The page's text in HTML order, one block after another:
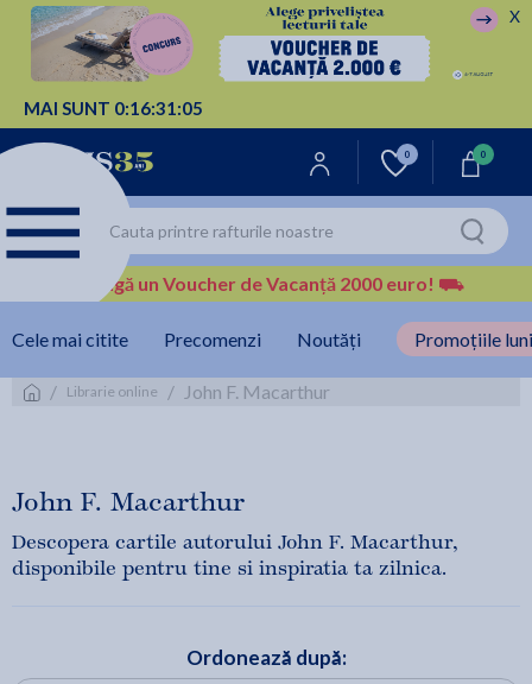
MAI SUNT 0:16:31:04
X
0 0
Câștigă un Voucher de Vacanță 2000 euro! ⛟
Cele mai citite Precomenzi Noutăți Promoțiile
/ Librarie online / John F. Macarthur
John F. Macarthur
Descopera cartile autorului John F. Macarthur,
disponibile pentru tine si inspiratia ta zilnica.
Ordonează după: